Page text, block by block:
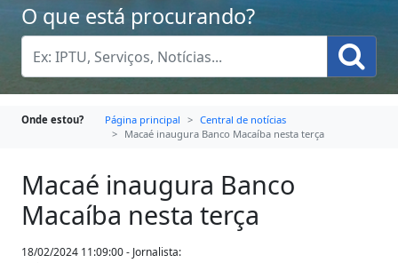
O que está procurando?
Onde estou? Página principal
Central de notícias
Macaé inaugura Banco Macaíba nesta terça
Macaé inaugura Banco
Macaíba nesta terça
18/02/2024 11:09:00 - Jornalista: